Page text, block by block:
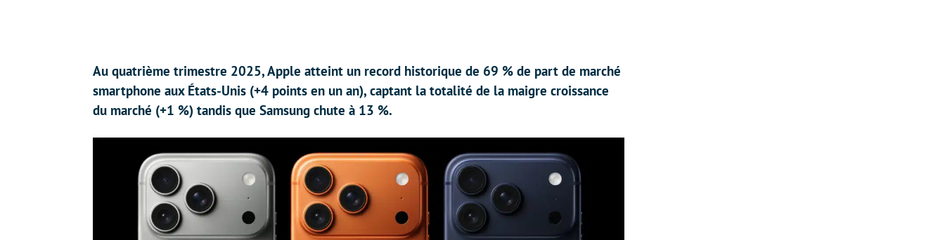
Au quatrième trimestre 2025, Apple atteint un record historique de 69 % de part de marché
smartphone aux États-Unis (+4 points en un an), captant la totalité de la maigre croissance
du marché (+1 %) tandis que Samsung chute à 13 %.